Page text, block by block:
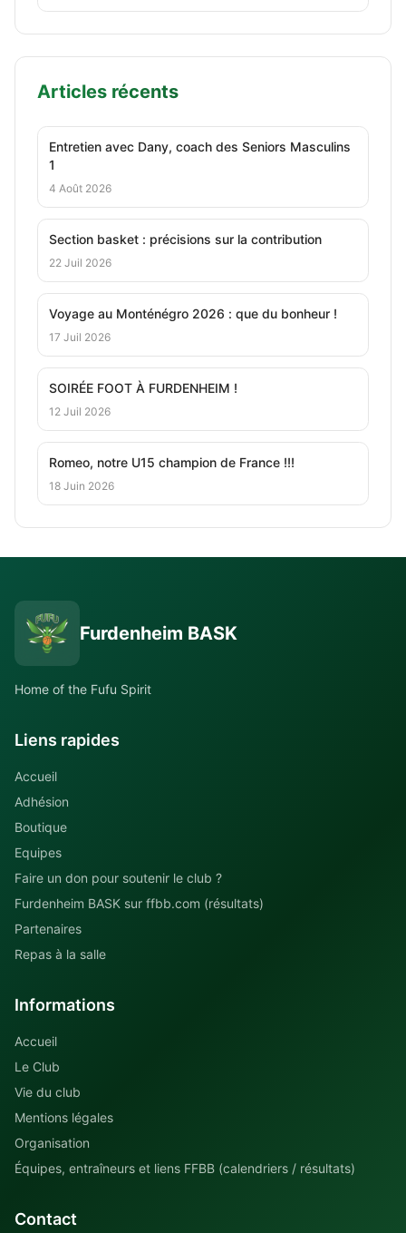
Articles récents
Entretien avec Dany, coach des Seniors Masculins
1
4 Août 2026
Section basket : précisions sur la contribution
22 Juil 2026
Voyage au Monténégro 2026 : que du bonheur !
17 Juil 2026
SOIRÉE FOOT À FURDENHEIM !
12 Juil 2026
Romeo, notre U15 champion de France !!!
18 Juin 2026
Furdenheim BASK
Home of the Fufu Spirit
Liens rapides
Accueil
Adhésion
Boutique
Equipes
Faire un don pour soutenir le club ?
Furdenheim BASK sur ffbb.com (résultats)
Partenaires
Repas à la salle
Informations
Accueil
Le Club
Vie du club
Mentions légales
Organisation
Équipes, entraîneurs et liens FFBB (calendriers / résultats)
Contact